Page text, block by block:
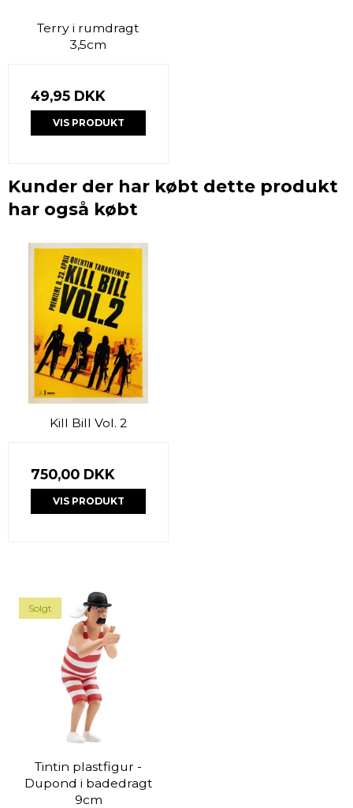
Terry i rumdragt
3,5cm
49,95 DKK
VIS PRODUKT
Kunder der har købt dette produkt
har også købt
Kill Bill Vol. 2
750,00 DKK
VIS PRODUKT
Solgt
Tintin plastfigur -
Dupond i badedragt
9cm